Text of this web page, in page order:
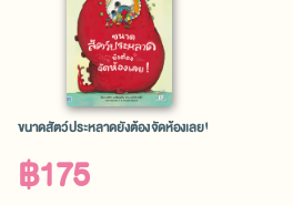
ขนาดสัตว์ประหลาดยังต้องจัดห้องเลย!
฿175